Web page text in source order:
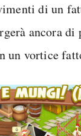
di un
ancora
un vortice